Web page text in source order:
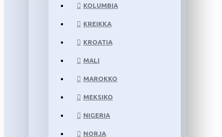
KOLUMBIA
KREIKKA
KROATIA
MALI
MAROKKO
MEKSIKO
NIGERIA
NORJA